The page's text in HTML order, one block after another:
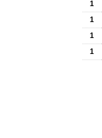
1
1
1
1